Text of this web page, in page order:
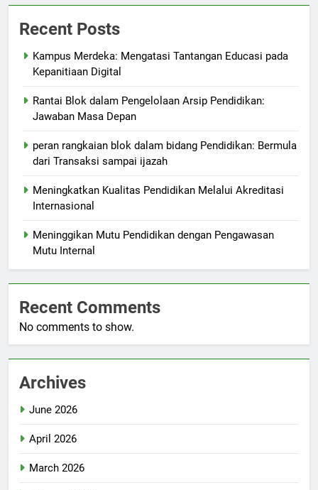
Recent Posts
Kampus Merdeka: Mengatasi Tantangan Educasi pada
Kepanitiaan Digital
Rantai Blok dalam Pengelolaan Arsip Pendidikan:
Jawaban Masa Depan
peran rangkaian blok dalam bidang Pendidikan: Bermula
dari Transaksi sampai ijazah
Meningkatkan Kualitas Pendidikan Melalui Akreditasi
Internasional
Meninggikan Mutu Pendidikan dengan Pengawasan
Mutu Internal
Recent Comments
No comments to show.
Archives
June 2026
April 2026
March 2026